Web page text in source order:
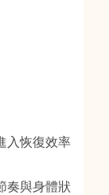
入恢復效率
奏與身體狀